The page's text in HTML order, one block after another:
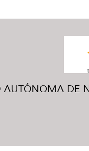
AUTÓNOMA DE